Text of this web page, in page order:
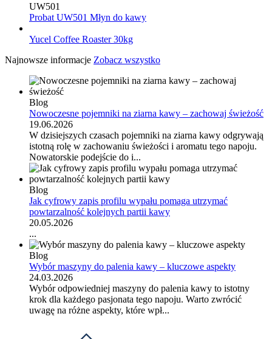
UW501
Probat UW501 Młyn do kawy
Yucel Coffee Roaster 30kg
Najnowsze informacje Zobacz wszystko
Blog
Nowoczesne pojemniki na ziarna kawy – zachowaj świeżość
19.06.2026
W dzisiejszych czasach pojemniki na ziarna kawy odgrywają
istotną rolę w zachowaniu świeżości i aromatu tego napoju.
Nowatorskie podejście do i...
Blog
Jak cyfrowy zapis profilu wypału pomaga utrzymać
powtarzalność kolejnych partii kawy
20.05.2026
...
Blog
Wybór maszyny do palenia kawy – kluczowe aspekty
24.03.2026
Wybór odpowiedniej maszyny do palenia kawy to istotny
krok dla każdego pasjonata tego napoju. Warto zwrócić
uwagę na różne aspekty, które wpł...